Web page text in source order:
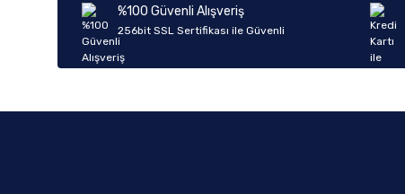
Ürün fiyatı diğer sitelerden daha pahalı.
Bu ürüne benzer farklı alternatifler olmalı.
%100 Güvenli Alışveriş
256bit SSL Sertifikası ile Güvenli